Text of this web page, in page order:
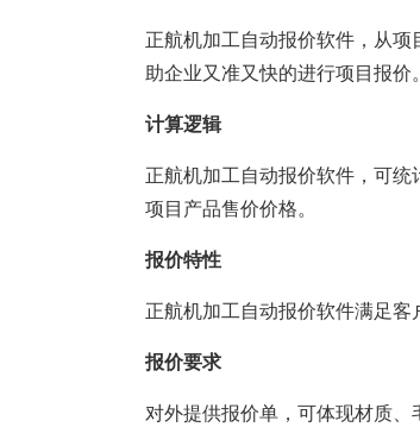
正航机加工自动报价软件，从
助企业又准又快的进行项目报价。
计算逻辑
正航机加工自动报价软件，可
项目产品售价价格。
报价特性
正航机加工自动报价软件满足客
报价要求
对外提供报价单，可体现材质、